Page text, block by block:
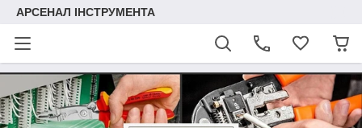
АРСЕНАЛ ІНСТРУМЕНТА